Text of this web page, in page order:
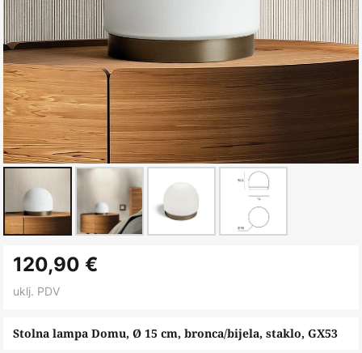
to
the
ofStolna lampa Domu, Ø 15 cm, bronca/bijela, staklo, GX53
120,90 €
uklj. PDV